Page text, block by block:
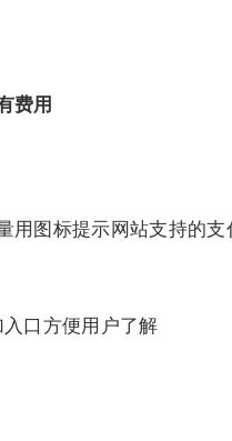
费用
用图标提示网站支持的支
口方便用户了解